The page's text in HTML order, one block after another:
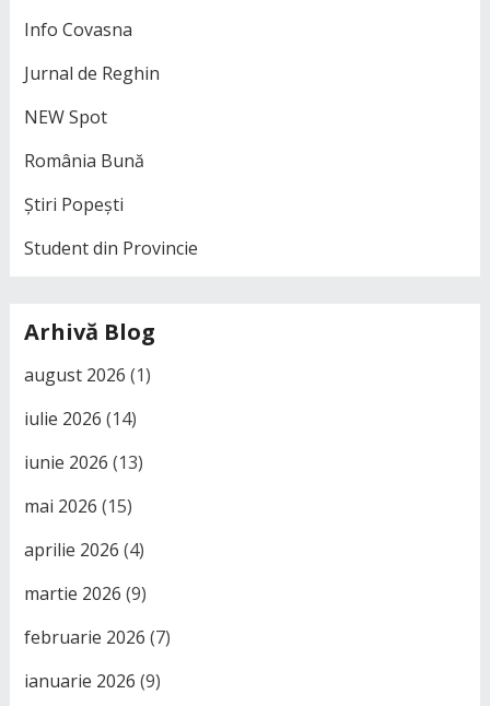
Info Covasna
Jurnal de Reghin
NEW Spot
România Bună
Știri Popești
Student din Provincie
Arhivă Blog
august 2026 (1)
iulie 2026 (14)
iunie 2026 (13)
mai 2026 (15)
aprilie 2026 (4)
martie 2026 (9)
februarie 2026 (7)
ianuarie 2026 (9)